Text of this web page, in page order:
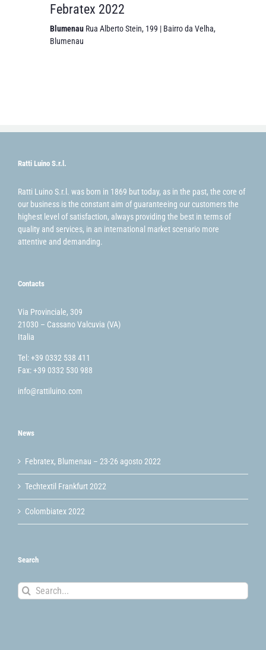
Febratex 2022
Blumenau Rua Alberto Stein, 199 | Bairro da Velha,
Blumenau
Ratti Luino S.r.l.
Ratti Luino S.r.l. was born in 1869 but today, as in the past, the core of
our business is the constant aim of guaranteeing our customers the
highest level of satisfaction, always providing the best in terms of
quality and services, in an international market scenario more
attentive and demanding.
Contacts
Via Provinciale, 309
21030 – Cassano Valcuvia (VA)
Italia
Tel: +39 0332 538 411
Fax: +39 0332 530 988
info@rattiluino.com
News
Febratex, Blumenau – 23-26 agosto 2022
Techtextil Frankfurt 2022
Colombiatex 2022
Search
Search
for: